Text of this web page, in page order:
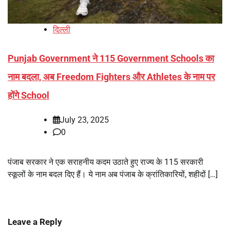
दिल्ली
Punjab Government ने 115 Government Schools का
नाम बदला, अब Freedom Fighters और Athletes के नाम पर
होंगे School
July 23, 2025
0
पंजाब सरकार ने एक सराहनीय कदम उठाते हुए राज्य के 115 सरकारी
स्कूलों के नाम बदल दिए हैं। ये नाम अब पंजाब के क्रांतिकारियों, शहीदों […]
Leave a Reply